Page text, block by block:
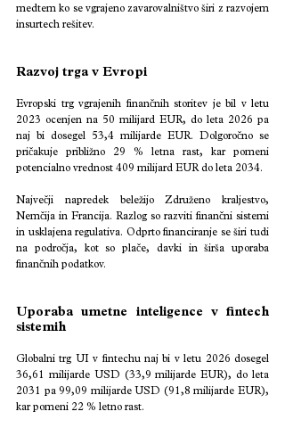
medtem ko se vgrajeno zavarovalništvo širi z razvojem
insurtech rešitev.
Razvoj trga v Evropi
Evropski trg vgrajenih finančnih storitev je bil v letu
2023 ocenjen na 50 milijard EUR, do leta 2026 pa
naj bi dosegel 53,4 milijarde EUR. Dolgoročno se
pričakuje približno 29 % letna rast, kar pomeni
potencialno vrednost 409 milijard EUR do leta 2034.
Največji napredek beležijo Združeno kraljestvo,
Nemčija in Francija. Razlog so razviti finančni sistemi
in usklajena regulativa. Odprto financiranje se širi tudi
na področja, kot so plače, davki in širša uporaba
finančnih podatkov.
Uporaba umetne inteligence v fintech
sistemih
Globalni trg UI v fintechu naj bi v letu 2026 dosegel
36,61 milijarde USD (33,9 milijarde EUR), do leta
2031 pa 99,09 milijarde USD (91,8 milijarde EUR),
kar pomeni 22 % letno rast.